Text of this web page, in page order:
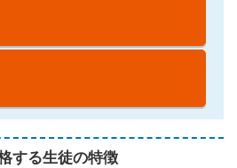
する生徒の特徴